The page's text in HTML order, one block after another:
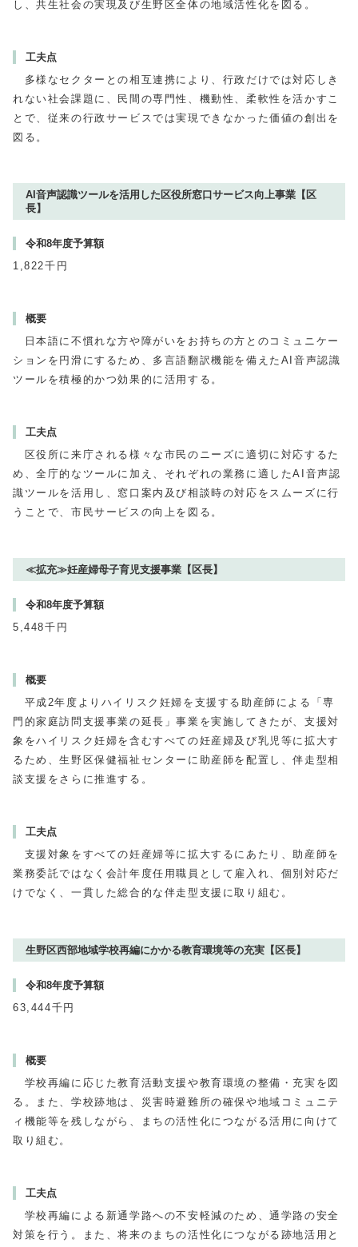
し、共生社会の実現及び生野区全体の地域活性化を図る。
工夫点
多様なセクターとの相互連携により、行政だけでは対応しき
れない社会課題に、民間の専門性、機動性、柔軟性を活かすこ
とで、従来の行政サービスでは実現できなかった価値の創出を
図る。
AI音声認識ツールを活用した区役所窓口サービス向上事業【区
長】
令和8年度予算額
1,822千円
概要
日本語に不慣れな方や障がいをお持ちの方とのコミュニケー
ションを円滑にするため、多言語翻訳機能を備えたAI音声認識
ツールを積極的かつ効果的に活用する。
工夫点
区役所に来庁される様々な市民のニーズに適切に対応するた
め、全庁的なツールに加え、それぞれの業務に適したAI音声認
識ツールを活用し、窓口案内及び相談時の対応をスムーズに行
うことで、市民サービスの向上を図る。
≪拡充≫妊産婦母子育児支援事業【区長】
令和8年度予算額
5,448千円
概要
平成2年度よりハイリスク妊婦を支援する助産師による「専
門的家庭訪問支援事業の延長」事業を実施してきたが、支援対
象をハイリスク妊婦を含むすべての妊産婦及び乳児等に拡大す
るため、生野区保健福祉センターに助産師を配置し、伴走型相
談支援をさらに推進する。
工夫点
支援対象をすべての妊産婦等に拡大するにあたり、助産師を
業務委託ではなく会計年度任用職員として雇入れ、個別対応だ
けでなく、一貫した総合的な伴走型支援に取り組む。
生野区西部地域学校再編にかかる教育環境等の充実【区長】
令和8年度予算額
63,444千円
概要
学校再編に応じた教育活動支援や教育環境の整備・充実を図
る。また、学校跡地は、災害時避難所の確保や地域コミュニテ
ィ機能等を残しながら、まちの活性化につながる活用に向けて
取り組む。
工夫点
学校再編による新通学路への不安軽減のため、通学路の安全
対策を行う。また、将来のまちの活性化につながる跡地活用と